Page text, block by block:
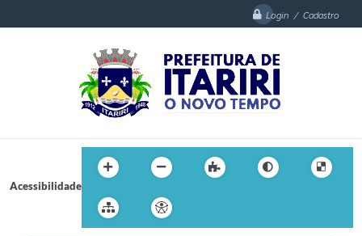
Login / Cadastro
Acessibilidade